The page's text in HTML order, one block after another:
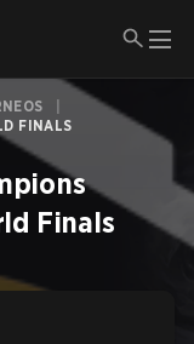
FINALS
Finals